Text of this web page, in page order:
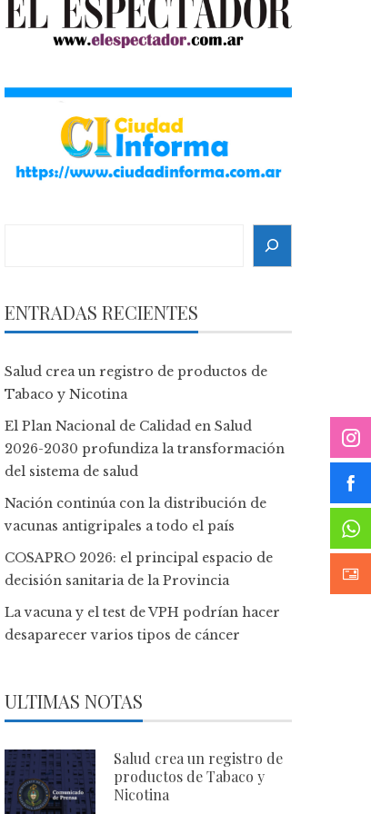
ENTRADAS RECIENTES
Salud crea un registro de productos de
Tabaco y Nicotina
El Plan Nacional de Calidad en Salud
2026-2030 profundiza la transformación
del sistema de salud
Nación continúa con la distribución de
vacunas antigripales a todo el país
COSAPRO 2026: el principal espacio de
decisión sanitaria de la Provincia
La vacuna y el test de VPH podrían hacer
desaparecer varios tipos de cáncer
ULTIMAS NOTAS
Salud crea un registro de
productos de Tabaco y
Nicotina